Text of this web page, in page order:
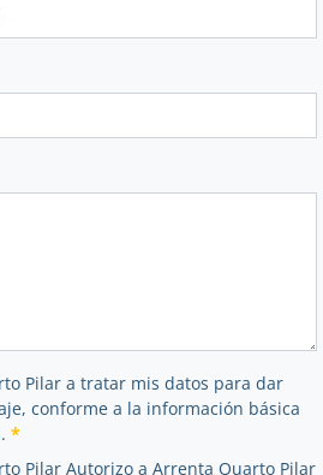
Pilar a tratar mis datos para dar
conforme a la información básica
*
Pilar Autorizo a Arrenta Quarto Pilar